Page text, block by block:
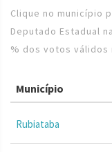
Clique no município
Deputado Estadual
% dos votos válidos
Município
Rubiataba